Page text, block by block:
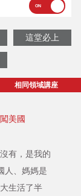
這堂必上
相同領域講座
美國
有，是我的
人、媽媽是
生活了半